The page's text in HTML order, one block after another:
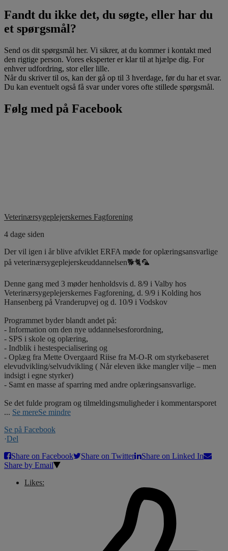
Fandt du ikke det, du søgte, eller har du
et spørgsmål?
Send os dit spørgsmål her. Vi sikrer, at du kommer i kontakt med
den rigtige person. Vores eksperter er klar til at hjælpe dig. For
enhver udfordring, stor eller lille.
Når du skriver til os, kan der gå op til 3 hverdage, før du har et svar.
Du kan eventuelt også få svar under vores ofte stillede spørgsmål.
Følg med på Facebook
Veterinærsygeplejerskernes Fagforening
4 dage siden
Der vil igen i år blive afviklet ERFA møde for oplæringsansvarlige
på veterinærsygeplejerskeuddannelsen🐕🐈🦜
Denne gang med 3 møder henholdsvis d. 8/9 i Valby hos
Veterinærsygeplejerskernes Fagforening, d. 9/9 i Kolding hos
Hansenberg på Vranderupvej og d. 10/9 i Vodskov
Programmet byder blandt andet på:
- Information om den nye uddannelsesforordning,
- SPS i skole og oplæring,
- Indblik i hestespecialisering og
- Oplæg fra Mette Overgaard Riise fra M-O-R om styrkebaseret
elevudvikling/selvudvikling ( Når eleven ikke mangler vilje – men
indsigt i egne styrker)
- Samt en masse af sparring med andre oplæringsansvarlige.
Se det fulde program og tilmeldingsmuligheder i kommentarsporet
... Se mereSe mindre
Se på Facebook
·Del
Share on Facebook
Share on Twitter
Share on Linked In
Share by Email
Likes: